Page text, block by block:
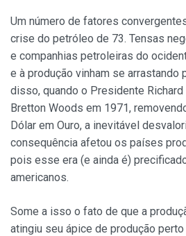
Um número de fatores
crise do petróleo de 73. Tensas
e companhias petroleiras do
e à produção vinham se arrastando
disso, quando o Presidente
Bretton Woods em 1971,
Dólar em Ouro, a inevitável
consequência afetou os países
pois esse era (e ainda é)
americanos.
Some a isso o fato de que a
atingiu seu ápice de produção